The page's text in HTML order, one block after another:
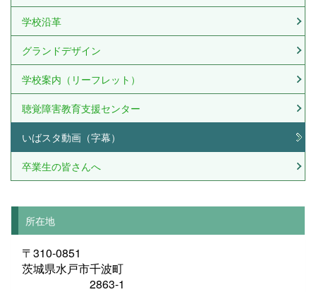
学校沿革
グランドデザイン
学校案内（リーフレット）
聴覚障害教育支援センター
いばスタ動画（字幕）
卒業生の皆さんへ
所在地
〒310-0851
茨城県水戸市千波町
2863-1